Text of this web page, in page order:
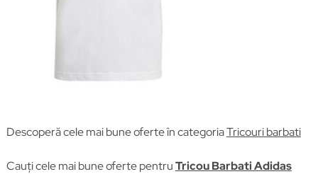
Descoperă cele mai bune oferte în categoriaTricouri barbati
Cauți cele mai bune oferte pentruTricou Barbati Adidas